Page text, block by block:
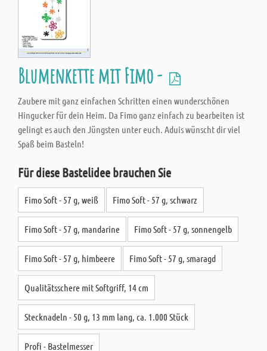
Blumenkette mit Fimo -
Zaubere mit ganz einfachen Schritten einen wunderschönen
Hingucker für dein Heim. Da Fimo ganz einfach zu bearbeiten ist
gelingt es auch den Jüngsten unter euch. Aduis wünscht dir viel
Spaß beim Basteln!
Für diese Bastelidee brauchen Sie
Fimo Soft - 57 g, weiß Fimo Soft - 57 g, schwarz
Fimo Soft - 57 g, mandarine Fimo Soft - 57 g, sonnengelb
Fimo Soft - 57 g, himbeere Fimo Soft - 57 g, smaragd
Qualitätsschere mit Softgriff, 14 cm
Stecknadeln - 50 g, 13 mm lang, ca. 1.000 Stück
Profi - Bastelmesser